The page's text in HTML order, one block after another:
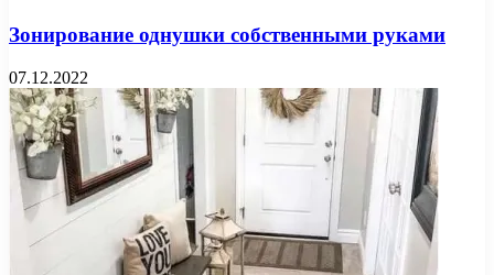
Зонирование однушки собственными руками
07.12.2022